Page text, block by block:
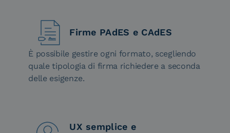
Firme PAdES e CAdES
È possibile gestire ogni formato, scegliendo
quale tipologia di firma richiedere a seconda
delle esigenze.
UX semplice e